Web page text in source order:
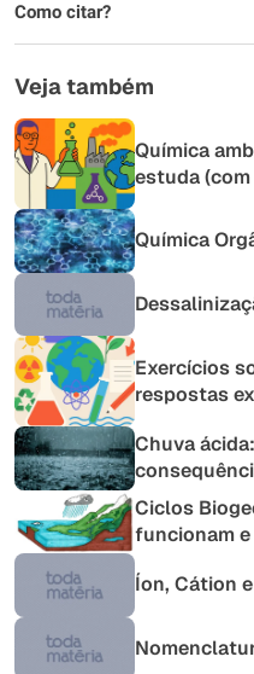
Como citar?
Veja também
Química
estuda
Química
Exercícios
respostas
Chuva
Ciclos
funcionam
Íon, Cátion